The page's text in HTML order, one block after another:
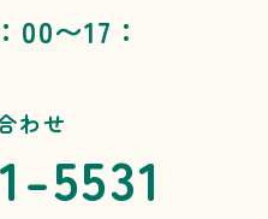
〜17：
わせ
5531